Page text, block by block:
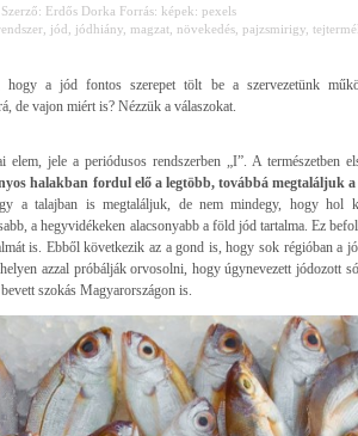
Szerző: Erdős Dorka Forrás: képek: pexels
jód jódhiány magzat növekedés pajzsmirigy
hogy a jód fontos szerepet tölt be a szervezetünk
de vajon miért is? Nézzük a válaszokat.
elem, jele a periódusos rendszerben „I”. A természetben
halakban fordul elő a legtöbb, továbbá megtaláljuk
a talajban is megtaláljuk, de nem mindegy, hogy hol
a hegyvidékeken alacsonyabb a föld jód tartalma. Ez
is. Ebből következik az a gond is, hogy sok régióban a
azzal próbálják orvosolni, hogy úgynevezett jódozott
szokás Magyarországon is.